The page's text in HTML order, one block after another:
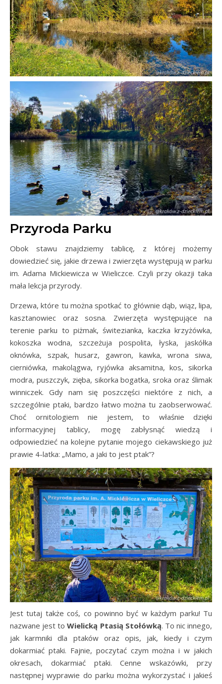
Przyroda Parku
Obok stawu znajdziemy tablicę, z której możemy
dowiedzieć się, jakie drzewa i zwierzęta występują w parku
im. Adama Mickiewicza w Wieliczce. Czyli przy okazji taka
mała lekcja przyrody.
Drzewa, które tu można spotkać to głównie dąb, wiąz, lipa,
kasztanowiec oraz sosna. Zwierzęta występujące na
terenie parku to piżmak, świtezianka, kaczka krzyżówka,
kokoszka wodna, szczeżuja pospolita, łyska, jaskółka
oknówka, szpak, husarz, gawron, kawka, wrona siwa,
cierniówka, makolągwa, ryjówka aksamitna, kos, sikorka
modra, puszczyk, zięba, sikorka bogatka, sroka oraz ślimak
winniczek. Gdy nam się poszczęści niektóre z nich, a
szczególnie ptaki, bardzo łatwo można tu zaobserwować.
Choć ornitologiem nie jestem, to właśnie dzięki
informacyjnej tablicy, mogę zabłysnąć wiedzą i
odpowiedzieć na kolejne pytanie mojego ciekawskiego już
prawie 4-latka: „Mamo, a jaki to jest ptak”?
Jest tutaj także coś, co powinno być w każdym parku! Tu
nazwane jest toWielicką Ptasią Stołówką. To nic innego,
jak karmniki dla ptaków oraz opis, jak, kiedy i czym
dokarmiać ptaki. Fajnie, poczytać czym można i w jakich
okresach, dokarmiać ptaki. Cenne wskazówki, przy
następnej wyprawie do parku można wykorzystać i jakieś